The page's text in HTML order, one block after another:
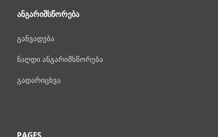
ᲐᲜᲒᲐᲠᲘᲨᲡᲬᲝᲠᲔᲑᲐ
განვადება
ნაღდი ანგარიშსწორება
გადარიცხვა